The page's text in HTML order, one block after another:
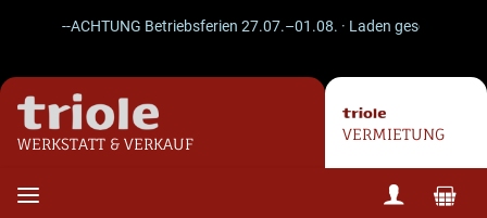
--ACHTUNG Betriebsferien 27.07.–01.08. · Laden geschlossen ·
WERKSTATT & VERKAUF
VERMIETUNG